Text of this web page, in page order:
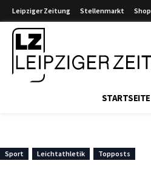
Leipziger Zeitung Stellenmarkt Shop
STARTSEITE
Sport Leichtathletik Topposts